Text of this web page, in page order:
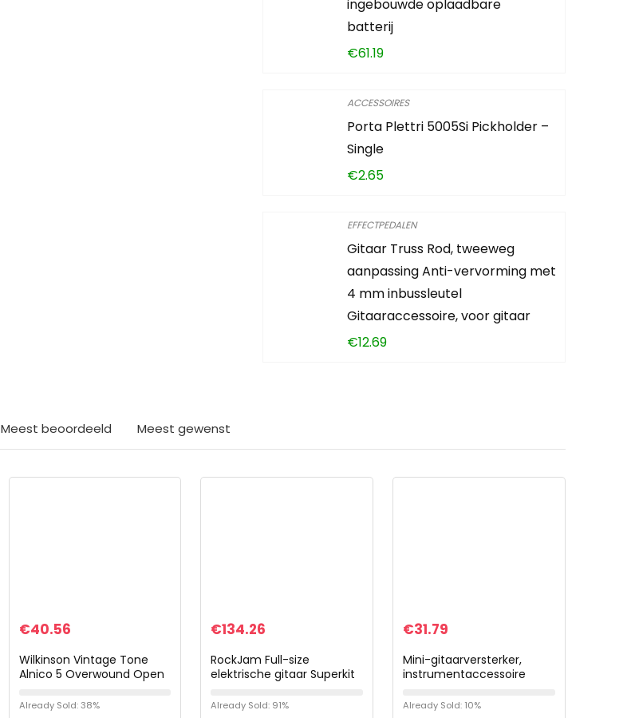
ingebouwde oplaadbare
batterij
€61.19
ACCESSOIRES
Porta Plettri 5005Si Pickholder –
Single
€2.65
EFFECTPEDALEN
Gitaar Truss Rod, tweeweg
aanpassing Anti-vervorming met
4 mm inbussleutel
Gitaaraccessoire, voor gitaar
€12.69
Meest beoordeeld Meest gewenst
€40.56
Wilkinson Vintage Tone
Alnico 5 Overwound Open
Set for Electric Guitar,
Already Sold: 38%
€134.26
RockJam Full-size
elektrische gitaar Superkit
Gitaarsnaren Gitaar tuner
Already Sold: 91%
€31.79
Mini-gitaarversterker,
instrumentaccessoire
effectpedaal
Already Sold: 10%